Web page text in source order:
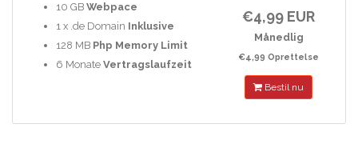
10 GB Webpace
1 x .de Domain Inklusive
128 MB Php Memory Limit
6 Monate Vertragslaufzeit
€4,99 EUR
Månedlig
€4,99 Oprettelse
Bestil nu